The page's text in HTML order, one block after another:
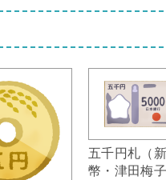
五千円札（
幣・津田梅